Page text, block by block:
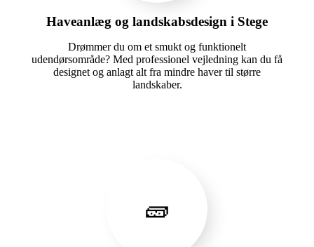
Haveanlæg og landskabsdesign i Stege
Drømmer du om et smukt og funktionelt
udendørsområde? Med professionel vejledning kan du få
designet og anlagt alt fra mindre haver til større
landskaber.
🧱